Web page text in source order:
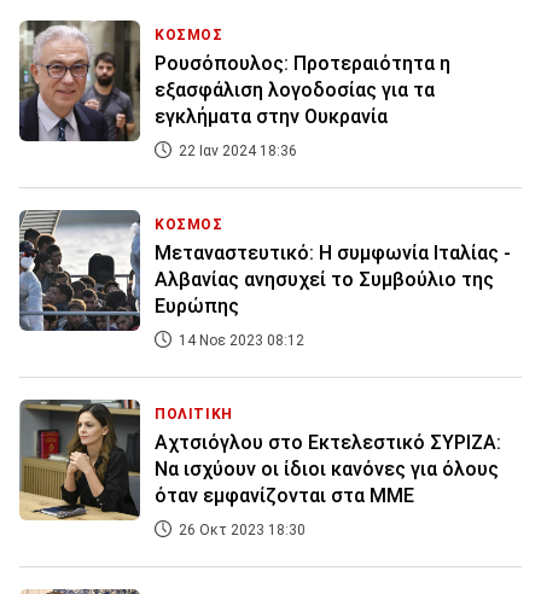
ΚΟΣΜΟΣ
Ρουσόπουλος: Προτεραιότητα η
εξασφάλιση λογοδοσίας για τα
εγκλήματα στην Ουκρανία
22 Ιαν 2024 18:36
ΚΟΣΜΟΣ
Μεταναστευτικό: Η συμφωνία Ιταλίας -
Αλβανίας ανησυχεί το Συμβούλιο της
Ευρώπης
14 Νοε 2023 08:12
ΠΟΛΙΤΙΚΗ
Αχτσιόγλου στο Εκτελεστικό ΣΥΡΙΖΑ:
Να ισχύουν οι ίδιοι κανόνες για όλους
όταν εμφανίζονται στα ΜΜΕ
26 Οκτ 2023 18:30